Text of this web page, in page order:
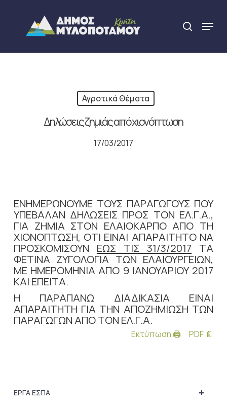
content
search
Menu
Αγροτικά Θέματα
Δηλώσεις ζημιάς από χιονόπτωση
17/03/2017
ΕΝΗΜΕΡΩΝΟΥΜΕ ΤΟΥΣ ΠΑΡΑΓΩΓΟΥΣ ΠΟΥ
ΥΠΕΒΑΛΑΝ ΔΗΛΩΣΕΙΣ ΠΡΟΣ ΤΟΝ ΕΛ.Γ.Α.,
ΓΙΑ ΖΗΜΙΑ ΣΤΟΝ ΕΛΑΙΟΚΑΡΠΟ ΑΠΟ ΤΗ
ΧΙΟΝΟΠΤΩΣΗ, ΟΤΙ ΕΙΝΑΙ ΑΠΑΡΑΙΤΗΤΟ ΝΑ
ΠΡΟΣΚΟΜΙΣΟΥΝ ΕΩΣ ΤΙΣ 31/3/2017 ΤΑ
ΦΕΤΙΝΑ ΖΥΓΟΛΟΓΙΑ ΤΩΝ ΕΛΑΙΟΥΡΓΕΙΩΝ,
ΜΕ ΗΜΕΡΟΜΗΝΙΑ ΑΠΟ 9 ΙΑΝΟΥΑΡΙΟΥ 2017
ΚΑΙ ΕΠΕΙΤΑ.
Η ΠΑΡΑΠΑΝΩ ΔΙΑΔΙΚΑΣΙΑ ΕΙΝΑΙ
ΑΠΑΡΑΙΤΗΤΗ ΓΙΑ ΤΗΝ ΑΠΟΖΗΜΙΩΣΗ ΤΩΝ
ΠΑΡΑΓΩΓΩΝ ΑΠΟ ΤΟΝ ΕΛ.Γ.Α.
Εκτύπωση 🖨 PDF 📄
+
ΕΡΓΑ ΕΣΠΑ
Close